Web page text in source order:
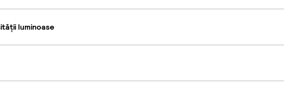
luminoase